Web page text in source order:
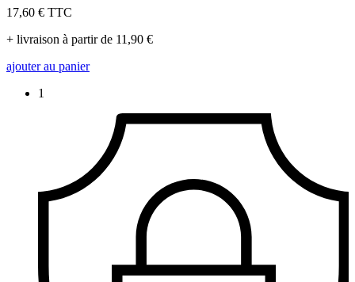
17,60 € TTC
+ livraison à partir de 11,90 €
ajouter au panier
1